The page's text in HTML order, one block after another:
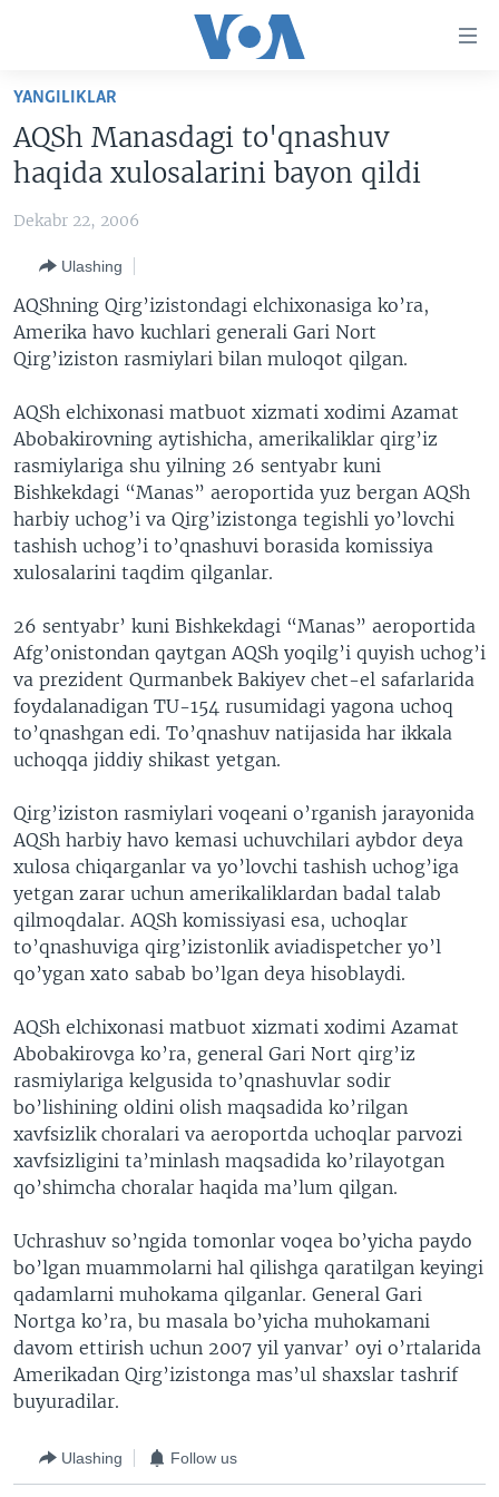
Boshiga
Qidiruvga
o'ting
AMERIKA
VATANDOSHLAR
MULTIMEDIA
AMERIKA MANZARALARI
VASHINGTON CHOYXONASI
MOBIL-SALOM!
VIDEO
XABARLAR SURATLARDA
IJTIMOIY TARMOQLAR
YOUTUBE
INSTAGRAM
ODNOKLASSNIKI
TELEGRAM
SOUNDCLOUD
EDITORIAL
Learning English
YANGILIKLAR
AQSh Manasdagi to'qnashuv
haqida xulosalarini bayon qildi
Dekabr 22, 2006
Ulashing
AQShning Qirg’izistondagi elchixonasiga ko’ra,
Amerika havo kuchlari generali Gari Nort
Qirg’iziston rasmiylari bilan muloqot qilgan.
AQSh elchixonasi matbuot xizmati xodimi Azamat
Abobakirovning aytishicha, amerikaliklar qirg’iz
rasmiylariga shu yilning 26 sentyabr kuni
Bishkekdagi “Manas” aeroportida yuz bergan AQSh
harbiy uchog’i va Qirg’izistonga tegishli yo’lovchi
tashish uchog’i to’qnashuvi borasida komissiya
xulosalarini taqdim qilganlar.
26 sentyabr’ kuni Bishkekdagi “Manas” aeroportida
Afg’onistondan qaytgan AQSh yoqilg’i quyish uchog’i
va prezident Qurmanbek Bakiyev chet-el safarlarida
foydalanadigan TU-154 rusumidagi yagona uchoq
to’qnashgan edi. To’qnashuv natijasida har ikkala
uchoqqa jiddiy shikast yetgan.
Qirg’iziston rasmiylari voqeani o’rganish jarayonida
AQSh harbiy havo kemasi uchuvchilari aybdor deya
xulosa chiqarganlar va yo’lovchi tashish uchog’iga
yetgan zarar uchun amerikaliklardan badal talab
qilmoqdalar. AQSh komissiyasi esa, uchoqlar
to’qnashuviga qirg’izistonlik aviadispetcher yo’l
qo’ygan xato sabab bo’lgan deya hisoblaydi.
AQSh elchixonasi matbuot xizmati xodimi Azamat
Abobakirovga ko’ra, general Gari Nort qirg’iz
rasmiylariga kelgusida to’qnashuvlar sodir
bo’lishining oldini olish maqsadida ko’rilgan
xavfsizlik choralari va aeroportda uchoqlar parvozi
xavfsizligini ta’minlash maqsadida ko’rilayotgan
qo’shimcha choralar haqida ma’lum qilgan.
Uchrashuv so’ngida tomonlar voqea bo’yicha paydo
bo’lgan muammolarni hal qilishga qaratilgan keyingi
qadamlarni muhokama qilganlar. General Gari
Nortga ko’ra, bu masala bo’yicha muhokamani
davom ettirish uchun 2007 yil yanvar’ oyi o’rtalarida
Amerikadan Qirg’izistonga mas’ul shaxslar tashrif
buyuradilar.
Ulashing Follow us